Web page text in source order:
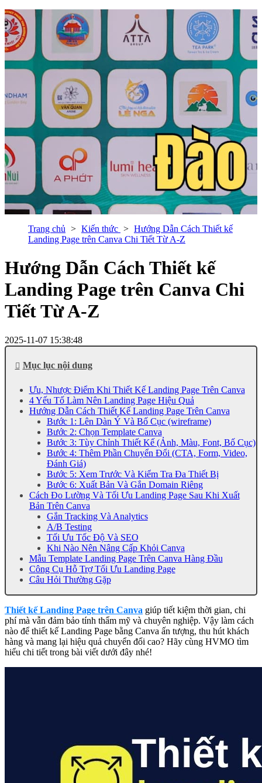
Trang chủ Kiến thức
Hướng Dẫn Cách Thiết kế
Landing Page trên Canva Chi Tiết Từ A-Z
Hướng Dẫn Cách Thiết kế
Landing Page trên Canva Chi
Tiết Từ A-Z
2025-11-07 15:38:48
Mục lục nội dung
Ưu, Nhược Điểm Khi Thiết Kế Landing Page Trên Canva
4 Yếu Tố Làm Nên Landing Page Hiệu Quả
Hướng Dẫn Cách Thiết Kế Landing Page Trên Canva
Bước 1: Lên Dàn Ý Và Bố Cục (wireframe)
Bước 2: Chọn Template Canva
Bước 3: Tùy Chỉnh Thiết Kế (Ảnh, Màu, Font, Bố Cục)
Bước 4: Thêm Phần Chuyển Đổi (CTA, Form, Video,
Đánh Giá)
Bước 5: Xem Trước Và Kiểm Tra Đa Thiết Bị
Bước 6: Xuất Bản Và Gắn Domain Riêng
Cách Đo Lường Và Tối Ưu Landing Page Sau Khi Xuất
Bản Trên Canva
Gắn Tracking Và Analytics
A/B Testing
Tối Ưu Tốc Độ Và SEO
Khi Nào Nên Nâng Cấp Khỏi Canva
Mẫu Template Landing Page Trên Canva Hàng Đầu
Công Cụ Hỗ Trợ Tối Ưu Landing Page
Câu Hỏi Thường Gặp
Thiết kế Landing Page trên Canva giúp tiết kiệm thời gian, chi
phí mà vẫn đảm bảo tính thẩm mỹ và chuyên nghiệp. Vậy làm cách
nào để thiết kế Landing Page bằng Canva ấn tượng, thu hút khách
hàng và mang lại hiệu quả chuyển đổi cao? Hãy cùng HVMO tìm
hiểu chi tiết trong bài viết dưới đây nhé!